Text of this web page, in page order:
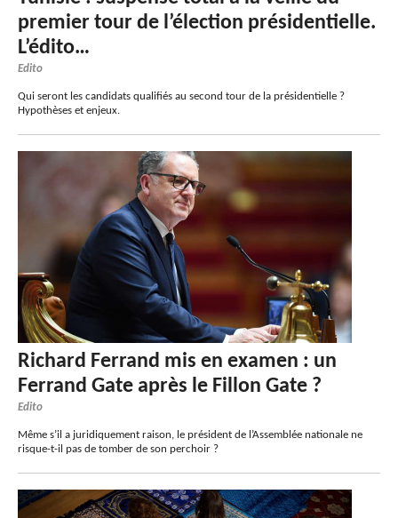
premier tour de l’élection présidentielle.
L’édito…
Edito
Qui seront les candidats qualifiés au second tour de la présidentielle ?
Hypothèses et enjeux.
Richard Ferrand mis en examen : un
Ferrand Gate après le Fillon Gate ?
Edito
Même s’il a juridiquement raison, le président de l’Assemblée nationale ne
risque-t-il pas de tomber de son perchoir ?